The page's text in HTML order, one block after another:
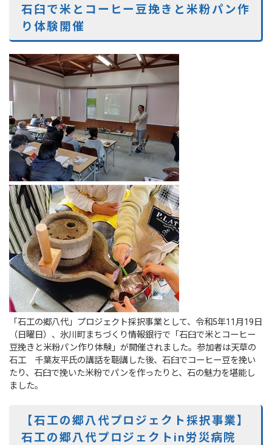
石臼で米とコーヒー豆挽きと米粉パン作
り体験開催
「石工の郷八代」プロジェクト採択事業として、令和5年11月19日
（日曜日）、氷川町まちづくり情報銀行で「石臼で米とコーヒー
豆挽きと米粉パン作り体験」が開催されました。参加者は天草の
石工 千葉友平氏の講話を聴講した後、石臼でコーヒー豆を挽い
たり、石臼で挽いた米粉でパンを作ったりと、石の魅力を堪能し
ました。
【石工の郷八代プロジェクト採択事業】
石工の郷八代プロジェクトin労災病院